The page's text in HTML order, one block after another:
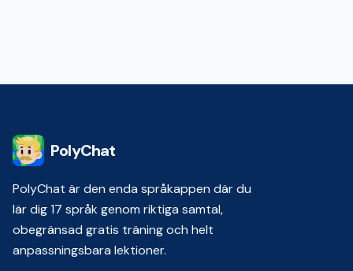
PolyChat
PolyChat är den enda språkappen där du
lär dig 17 språk genom riktiga samtal,
obegränsad gratis träning och helt
anpassningsbara lektioner.